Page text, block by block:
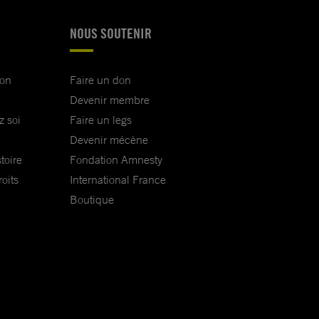
soi
NOUS SOUTENIR
Faire un don
Devenir membre
Faire un legs
Devenir mécène
Fondation Amnesty
International France
Boutique